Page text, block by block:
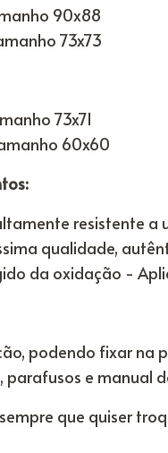
90x88
73x73
73x71
60x60
resistente
qualidade,
da oxidação -
podendo fixar na
e manual
que quiser